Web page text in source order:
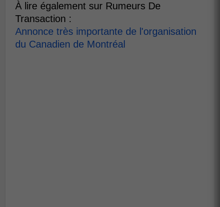
À lire également sur Rumeurs De
Transaction :
Annonce très importante de l'organisation
du Canadien de Montréal